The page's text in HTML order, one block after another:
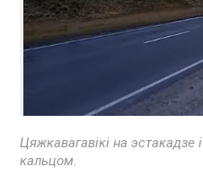
Цяжкавагавікі на
кальцом.